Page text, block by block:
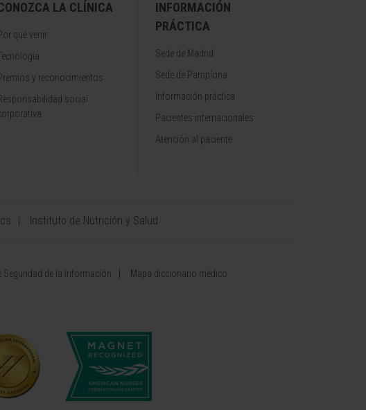
LA CLÍNICA
qué venir
y reconocimientos
social
INFORMACIÓN
PRÁCTICA
Sede de Madrid
Sede de Pamplona
Información práctica
Pacientes internacionales
Atención al paciente
Instituto de Nutrición y Salud
Seguridad de la Información Mapa diccionario médico